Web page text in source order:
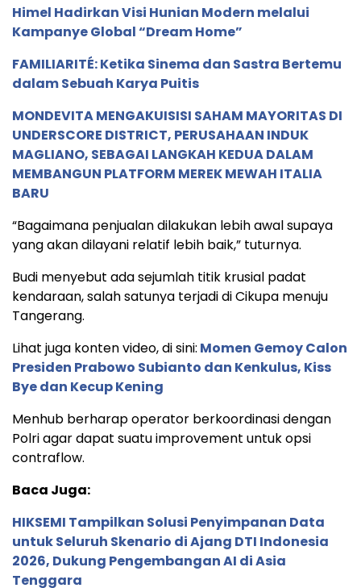
Himel Hadirkan Visi Hunian Modern melalui
Kampanye Global “Dream Home”
FAMILIARITÉ: Ketika Sinema dan Sastra Bertemu
dalam Sebuah Karya Puitis
MONDEVITA MENGAKUISISI SAHAM MAYORITAS DI
UNDERSCORE DISTRICT, PERUSAHAAN INDUK
MAGLIANO, SEBAGAI LANGKAH KEDUA DALAM
MEMBANGUN PLATFORM MEREK MEWAH ITALIA
BARU
“Bagaimana penjualan dilakukan lebih awal supaya
yang akan dilayani relatif lebih baik,” tuturnya.
Budi menyebut ada sejumlah titik krusial padat
kendaraan, salah satunya terjadi di Cikupa menuju
Tangerang.
Lihat juga konten video, di sini: Momen Gemoy Calon
Presiden Prabowo Subianto dan Kenkulus, Kiss
Bye dan Kecup Kening
Menhub berharap operator berkoordinasi dengan
Polri agar dapat suatu improvement untuk opsi
contraflow.
Baca Juga:
HIKSEMI Tampilkan Solusi Penyimpanan Data
untuk Seluruh Skenario di Ajang DTI Indonesia
2026, Dukung Pengembangan AI di Asia
Tenggara